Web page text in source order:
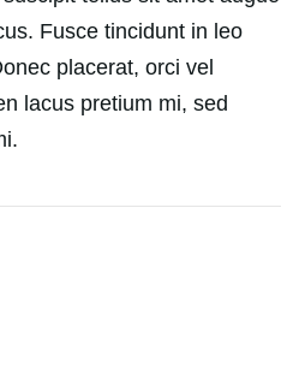
Fusce tincidunt in leo
placerat, orci vel
lacus pretium mi, sed